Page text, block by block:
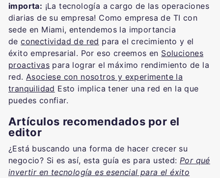
importa: ¡La tecnología a cargo de las operaciones
diarias de su empresa! Como empresa de TI con
sede en Miami, entendemos la importancia
de conectividad de red para el crecimiento y el
éxito empresarial. Por eso creemos en Soluciones
proactivas para lograr el máximo rendimiento de la
red. Asociese con nosotros y experimente la
tranquilidad Esto implica tener una red en la que
puedes confiar.
Artículos recomendados por el
editor
¿Está buscando una forma de hacer crecer su
negocio? Si es así, esta guía es para usted: Por qué
invertir en tecnología es esencial para el éxito